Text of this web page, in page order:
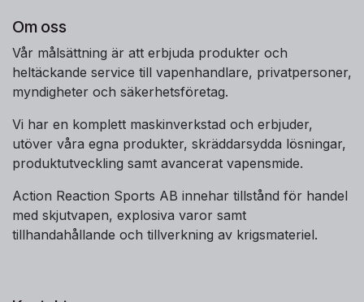
Om oss
Vår målsättning är att erbjuda produkter och
heltäckande service till vapenhandlare, privatpersoner,
myndigheter och säkerhetsföretag.
Vi har en komplett maskinverkstad och erbjuder,
utöver våra egna produkter, skräddarsydda lösningar,
produktutveckling samt avancerat vapensmide.
Action Reaction Sports AB innehar tillstånd för handel
med skjutvapen, explosiva varor samt
tillhandahållande och tillverkning av krigsmateriel.